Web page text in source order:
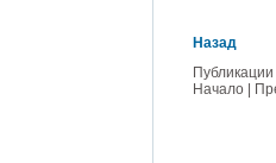
Назад
Начало |